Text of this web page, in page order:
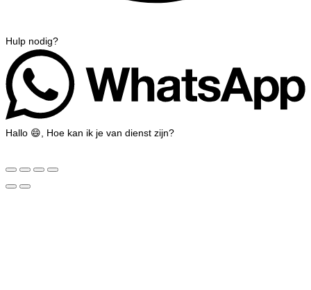
Hulp nodig?
Hallo 😄, Hoe kan ik je van dienst zijn?